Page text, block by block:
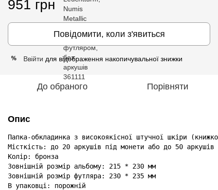
951 грн
Повідомити, коли з'явиться
% Ввійти для відображення накопичувальної знижки
До обраного Порівняти
Опис
Папка-обкладинка з високоякісної штучної шкіри
Місткість: до 20 аркушів під монети або до 50 аркушів
Колір: бронза
Зовнішній розмір альбому: 215 * 230 мм
Зовнішній розмір футляра: 230 * 235 мм
В упаковці: порожній